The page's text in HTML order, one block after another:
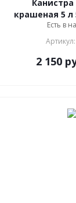
крашеная 5 л
Есть в
2 150